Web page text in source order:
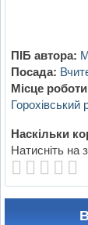
ПІБ автора:
Посада:
Місце
Горохівський
Наскільки
Натисніть на